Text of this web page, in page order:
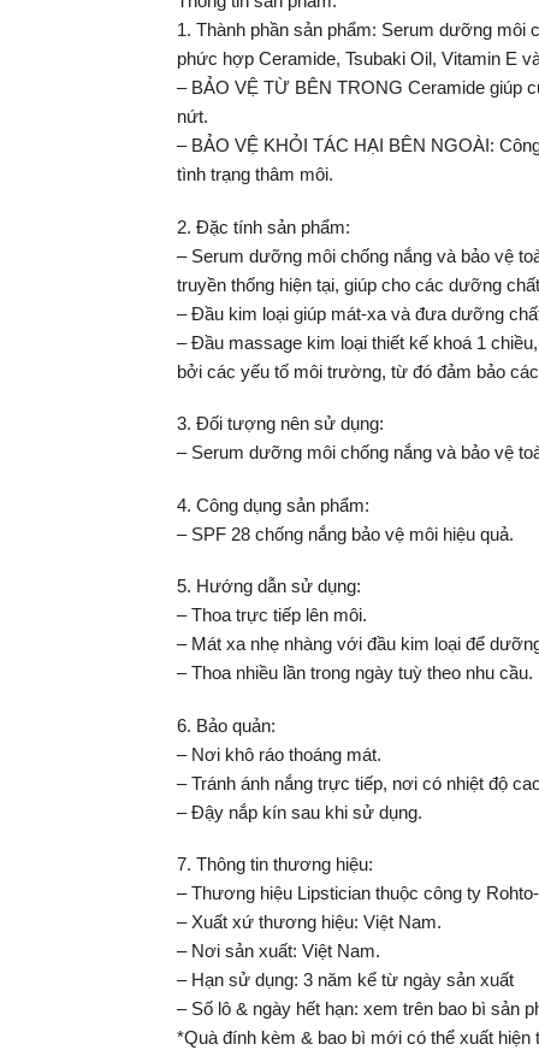
1. Thành phần sản phẩm: Serum dưỡng môi
phức hợp Ceramide, Tsubaki Oil, Vitamin E
– BẢO VỆ TỪ BÊN TRONG Ceramide giúp
nứt.
– BẢO VỆ KHỎI TÁC HẠI BÊN NGOÀI:
tình trạng thâm môi.
2. Đặc tính sản phẩm:
– Serum dưỡng môi chống nắng và bảo vệ
truyền thống hiện tại, giúp cho các dưỡng
– Đầu kim loại giúp mát-xa và đưa dưỡng
– Đầu massage kim loại thiết kế khoá 1
bởi các yếu tố môi trường, từ đó đảm bảo
3. Đối tượng nên sử dụng:
– Serum dưỡng môi chống nắng và bảo vệ
4. Công dụng sản phẩm:
– SPF 28 chống nắng bảo vệ môi hiệu quả.
5. Hướng dẫn sử dụng:
– Thoa trực tiếp lên môi.
– Mát xa nhẹ nhàng với đầu kim loại để
– Thoa nhiều lần trong ngày tuỳ theo nhu cầu.
6. Bảo quản:
– Nơi khô ráo thoáng mát.
– Tránh ánh nắng trực tiếp, nơi có nhiệt độ
– Đậy nắp kín sau khi sử dụng.
7. Thông tin thương hiệu:
– Thương hiệu Lipstician thuộc công ty
– Xuất xứ thương hiệu: Việt Nam.
– Nơi sản xuất: Việt Nam.
– Hạn sử dụng: 3 năm kể từ ngày sản xuất
– Số lô & ngày hết hạn: xem trên bao bì sản
*Quà đính kèm & bao bì mới có thể xuất hiện